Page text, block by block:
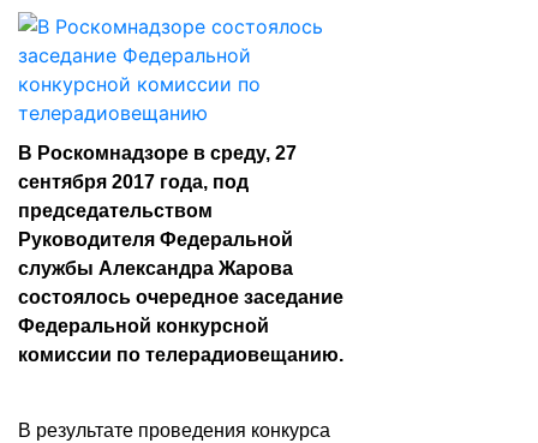
В Роскомнадзоре в среду, 27
сентября 2017 года, под
председательством
Руководителя Федеральной
службы Александра Жарова
состоялось очередное заседание
Федеральной конкурсной
комиссии по телерадиовещанию.
В результате проведения конкурса